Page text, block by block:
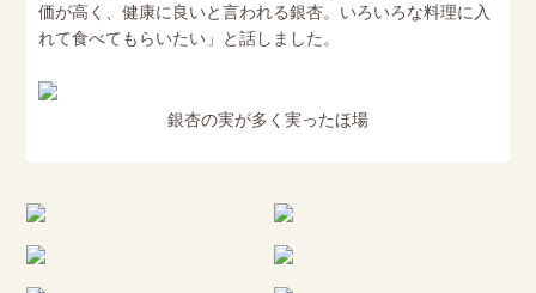
価が高く、健康に良いと言われる銀杏。いろいろな料理に入
れて食べてもらいたい」と話しました。
銀杏の実が多く実ったほ場